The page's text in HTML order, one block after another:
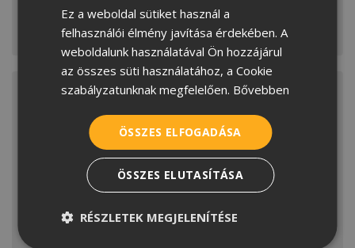
vízből, cementből és festékből betoncserép,
MEGNÉZEM
SERBIAN
Ez a weboldal sütiket használ a
felhasználói élmény javítása érdekében. A
weboldalunk használatával Ön hozzájárul
az összes süti használatához, a Cookie
szabályzatunknak megfelelően. Bővebben
ÖSSZES ELFOGADÁSA
ÖSSZES ELUTASÍTÁSA
RÉSZLETEK MEGJELENÍTÉSE